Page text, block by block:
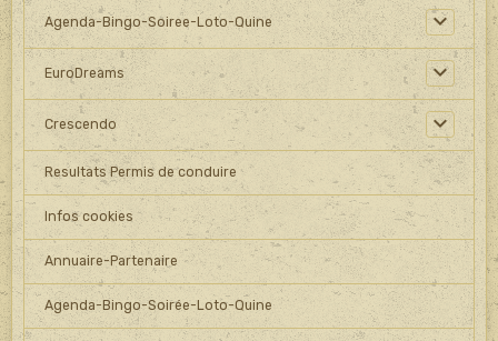
Agenda-Bingo-Soiree-Loto-Quine
EuroDreams
Crescendo
Resultats Permis de conduire
Infos cookies
Annuaire-Partenaire
Agenda-Bingo-Soirée-Loto-Quine